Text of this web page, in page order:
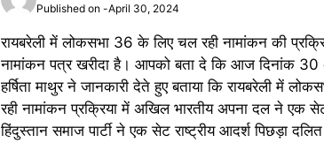
Published on -April 30, 2024
रायबरेली में लोकसभा 36 के लिए चल रही नामांकन की
नामांकन पत्र खरीदा है। आपको बता दे कि आज दिनांक 30
हर्षिता माथुर ने जानकारी देते हुए बताया कि रायबरेली
रही नामांकन प्रक्रिया में अखिल भारतीय अपना दल ने एक सेट
हिंदुस्तान समाज पार्टी ने एक सेट राष्ट्रीय आदर्श पिछड़ा